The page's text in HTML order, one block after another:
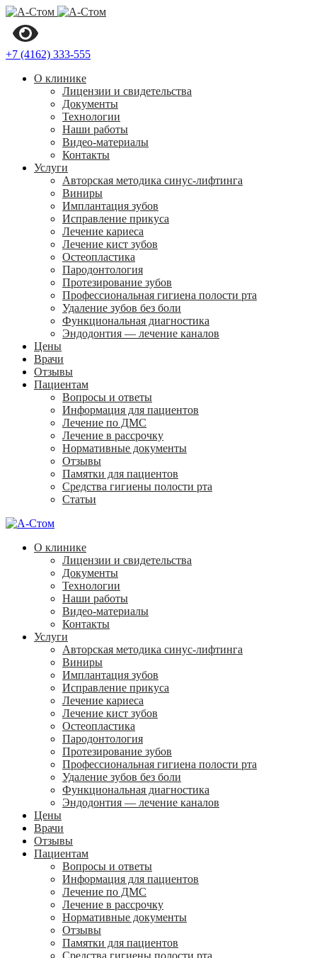
+7 (4162) 333-555
О клинике
Лицензии и свидетельства
Документы
Технологии
Наши работы
Видео-материалы
Контакты
Услуги
Авторская методика синус-лифтинга
Виниры
Имплантация зубов
Исправление прикуса
Лечение кариеса
Лечение кист зубов
Остеопластика
Пародонтология
Протезирование зубов
Профессиональная гигиена полости рта
Удаление зубов без боли
Функциональная диагностика
Эндодонтия — лечение каналов
Цены
Врачи
Отзывы
Пациентам
Вопросы и ответы
Информация для пациентов
Лечение по ДМС
Лечение в рассрочку
Нормативные документы
Отзывы
Памятки для пациентов
Средства гигиены полости рта
Статьи
О клинике
Лицензии и свидетельства
Документы
Технологии
Наши работы
Видео-материалы
Контакты
Услуги
Авторская методика синус-лифтинга
Виниры
Имплантация зубов
Исправление прикуса
Лечение кариеса
Лечение кист зубов
Остеопластика
Пародонтология
Протезирование зубов
Профессиональная гигиена полости рта
Удаление зубов без боли
Функциональная диагностика
Эндодонтия — лечение каналов
Цены
Врачи
Отзывы
Пациентам
Вопросы и ответы
Информация для пациентов
Лечение по ДМС
Лечение в рассрочку
Нормативные документы
Отзывы
Памятки для пациентов
Средства гигиены полости рта